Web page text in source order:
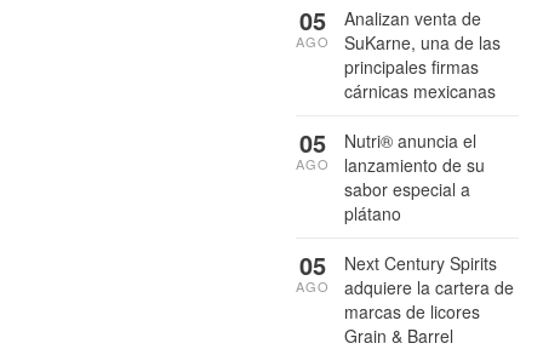
Analizan venta de
SuKarne, una de las
principales firmas
cárnicas mexicanas
05
AGO
Nutri® anuncia el
lanzamiento de su
sabor especial a
plátano
05
AGO
Next Century Spirits
adquiere la cartera de
marcas de licores
Grain & Barrel
05
AGO